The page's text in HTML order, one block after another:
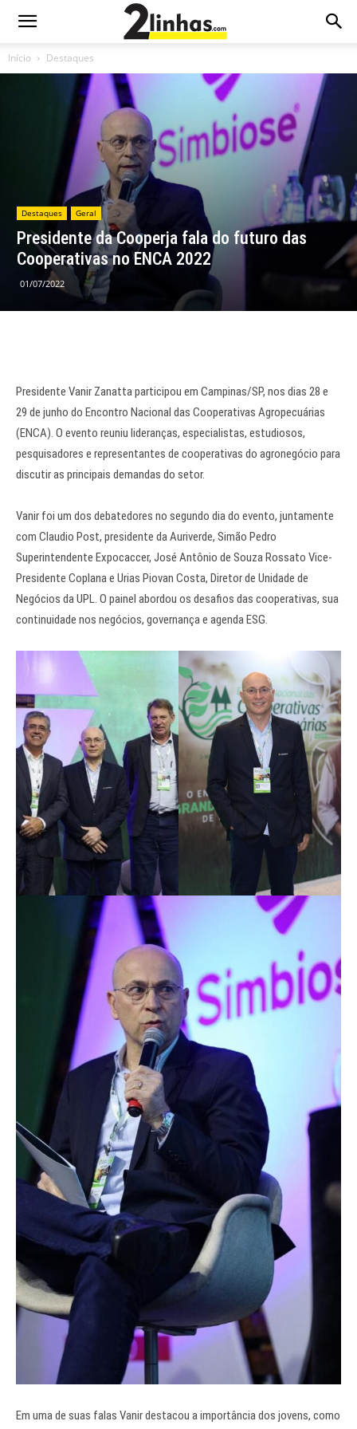
Início Destaques
Destaques Geral
Presidente da Cooperja fala do futuro das
Cooperativas no ENCA 2022
01/07/2022
Presidente Vanir Zanatta participou em Campinas/SP, nos dias 28 e
29 de junho do Encontro Nacional das Cooperativas Agropecuárias
(ENCA). O evento reuniu lideranças, especialistas, estudiosos,
pesquisadores e representantes de cooperativas do agronegócio para
discutir as principais demandas do setor.
Vanir foi um dos debatedores no segundo dia do evento, juntamente
com Claudio Post, presidente da Auriverde, Simão Pedro
Superintendente Expocaccer, José Antônio de Souza Rossato Vice-
Presidente Coplana e Urias Piovan Costa, Diretor de Unidade de
Negócios da UPL. O painel abordou os desafios das cooperativas, sua
continuidade nos negócios, governança e agenda ESG.
Em uma de suas falas Vanir destacou a importância dos jovens, como